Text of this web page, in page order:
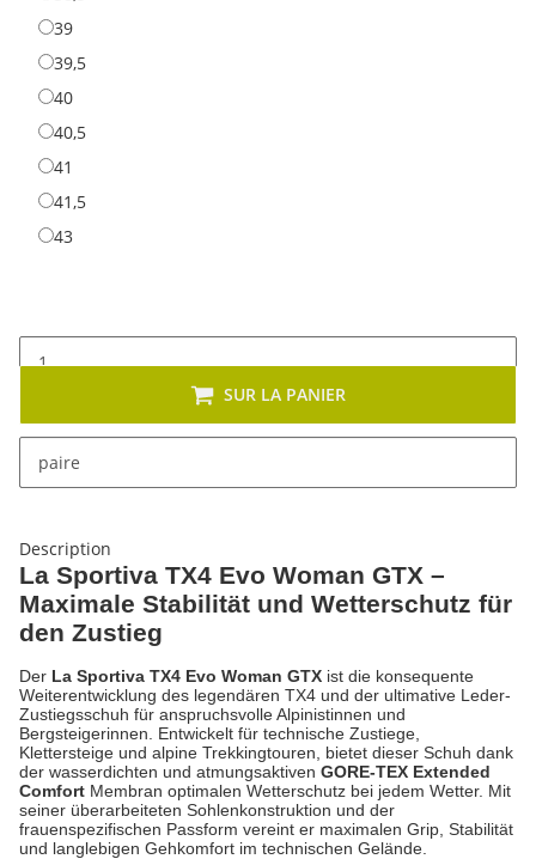
3939
39,539,5
4040
40,540,5
41
41,541,5
4343
paire
SUR LA PANIER
Cet article se décline en plusieurs variantes. Veuillez
sélectionner la variante de votre choix.
Description
La Sportiva TX4 Evo Woman GTX –
Maximale Stabilität und Wetterschutz für
den Zustieg
Der La Sportiva TX4 Evo Woman GTX ist die konsequente
Weiterentwicklung des legendären TX4 und der ultimative Leder-
Zustiegsschuh für anspruchsvolle Alpinistinnen und
Bergsteigerinnen. Entwickelt für technische Zustiege,
Klettersteige und alpine Trekkingtouren, bietet dieser Schuh dank
der wasserdichten und atmungsaktiven GORE-TEX Extended
Comfort Membran optimalen Wetterschutz bei jedem Wetter. Mit
seiner überarbeiteten Sohlenkonstruktion und der
frauenspezifischen Passform vereint er maximalen Grip, Stabilität
und langlebigen Gehkomfort im technischen Gelände.